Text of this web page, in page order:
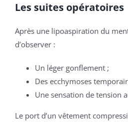
Les suites opératoires
Après une lipoaspiration du
d’observer :
Un léger gonflement ;
Des ecchymoses
Une sensation de tension
Le port d’un vêtement